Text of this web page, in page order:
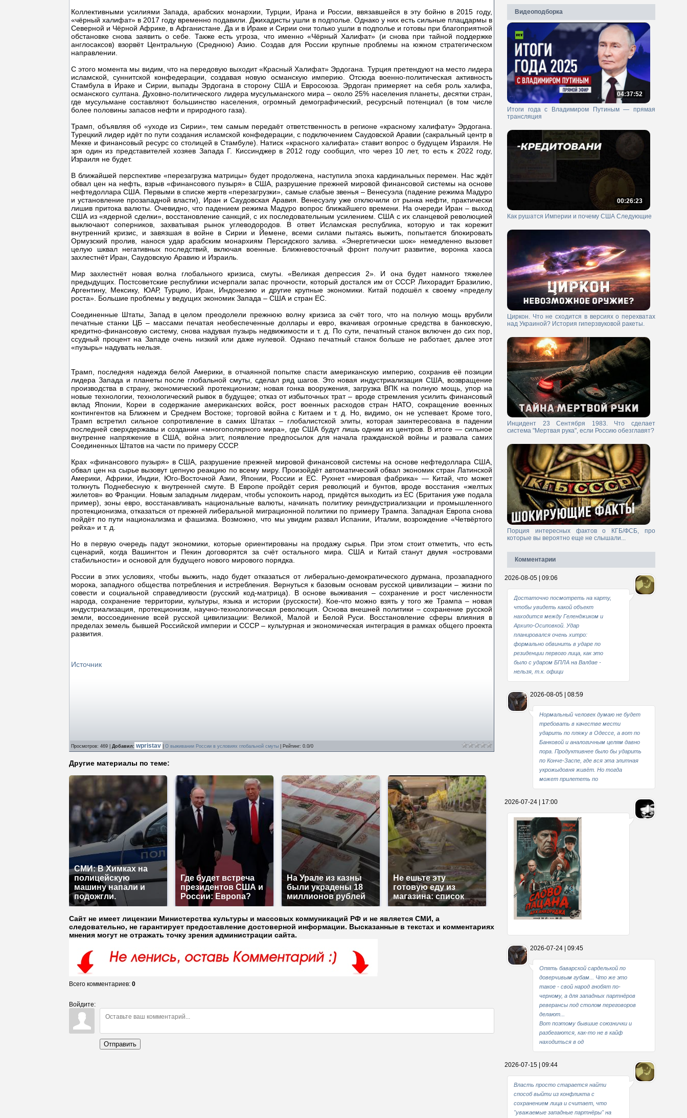
Коллективными усилиями Запада, арабских монархии, Турции, Ирана и России, ввязавшейся в эту бойню в 2015 году,
«чёрный халифат» в 2017 году временно подавили. Джихадисты ушли в подполье. Однако у них есть сильные плацдармы в
Северной и Чёрной Африке, в Афганистане. Да и в Ираке и Сирии они только ушли в подполье и готовы при благоприятной
обстановке снова заявить о себе. Также есть угроза, что именно «Чёрный Халифат» (и снова при тайной поддержке
англосаксов) взорвёт Центральную (Среднюю) Азию. Создав для России крупные проблемы на южном стратегическом
направлении.
С этого момента мы видим, что на передовую выходит «Красный Халифат» Эрдогана. Турция претендуют на место лидера
исламской, суннитской конфедерации, создавая новую османскую империю. Отсюда военно-политическая активность
Стамбула в Ираке и Сирии, выпады Эрдогана в сторону США и Евросоюза. Эрдоган примеряет на себя роль халифа,
османского султана. Духовно-политического лидера мусульманского мира – около 25% населения планеты, десятки стран,
где мусульмане составляют большинство населения, огромный демографический, ресурсный потенциал (в том числе
более половины запасов нефти и природного газа).
Трамп, объявляя об «уходе из Сирии», тем самым передаёт ответственность в регионе «красному халифату» Эрдогана.
Турецкий лидер идёт по пути создания исламской конфедерации, с подключением Саудовской Аравии (сакральный центр в
Мекке и финансовый ресурс со столицей в Стамбуле). Натиск «красного халифата» ставит вопрос о будущем Израиля. Не
зря один из представителей хозяев Запада Г. Киссинджер в 2012 году сообщил, что через 10 лет, то есть к 2022 году,
Израиля не будет.
В ближайшей перспективе «перезагрузка матрицы» будет продолжена, наступила эпоха кардинальных перемен. Нас ждёт
обвал цен на нефть, взрыв «финансового пузыря» в США, разрушение прежней мировой финансовой системы на основе
нефтедоллара США. Первыми в списке жертв «перезагрузки», самые слабые звенья – Венесуэла (падение режима Мадуро
и установление прозападной власти), Иран и Саудовская Аравия. Венесуэлу уже отключили от рынка нефти, практически
лишив притока валюты. Очевидно, что падением режима Мадуро вопрос ближайшего времени. На очереди Иран – выход
США из «ядерной сделки», восстановление санкций, с их последовательным усилением. США с их сланцевой революцией
выключают соперников, захватывая рынок углеводородов. В ответ Исламская республика, которую и так корежит
внутренний кризис, и завязшая в войне в Сирии и Йемене, всеми силами пытаясь выжить, попытается блокировать
Ормузский пролив, нанося удар арабским монархиям Персидского залива. «Энергетически шок» немедленно вызовет
целую шквал негативных последствий, включая военные. Ближневосточный фронт получит развитие, воронка хаоса
захлестнёт Иран, Саудовскую Аравию и Израиль.
Мир захлестнёт новая волна глобального кризиса, смуты. «Великая депрессия 2». И она будет намного тяжелее
предыдущих. Постсоветские республики исчерпали запас прочности, который достался им от СССР. Лихорадит Бразилию,
Аргентину, Мексику, ЮАР, Турцию, Иран, Индонезию и другие крупные экономики. Китай подошёл к своему «пределу
роста». Большие проблемы у ведущих экономик Запада – США и стран ЕС.
Соединенные Штаты, Запад в целом преодолели прежнюю волну кризиса за счёт того, что на полную мощь врубили
печатные станки ЦБ – массами печатая необеспеченные доллары и евро, вкачивая огромные средства в банковскую,
кредитно-финансовую систему, снова надувая пузырь недвижимости и т. д. По сути, печатный станок включен до сих пор,
ссудный процент на Западе очень низкий или даже нулевой. Однако печатный станок больше не работает, далее этот
«пузырь» надувать нельзя.
Трамп, последняя надежда белой Америки, в отчаянной попытке спасти американскую империю, сохранив её позиции
лидера Запада и планеты после глобальной смуты, сделал ряд шагов. Это новая индустриализация США, возвращение
производства в страну, экономический протекционизм; новая гонка вооружения, загрузка ВПК на полную мощь, упор на
новые технологии, технологический рывок в будущее; отказ от избыточных трат – вроде стремления усилить финансовый
вклад Японии, Кореи в содержание американских войск, рост военных расходов стран НАТО, сокращение военных
контингентов на Ближнем и Среднем Востоке; торговой война с Китаем и т. д. Но, видимо, он не успевает. Кроме того,
Трамп встретил сильное сопротивление в самих Штатах – глобалистской элиты, которая заинтересована в падении
последней сверхдержавы и создании «многополярного мира», где США будут лишь одним из центров. В итоге — сильное
внутренне напряжение в США, война элит, появление предпосылок для начала гражданской войны и развала самих
Соединенных Штатов на части по примеру СССР.
Крах «финансового пузыря» в США, разрушение прежней мировой финансовой системы на основе нефтедоллара США,
обвал цен на сырье вызовут цепную реакцию по всему миру. Произойдёт автоматический обвал экономик стран Латинской
Америки, Африки, Индии, Юго-Восточной Азии, Японии, России и ЕС. Рухнет «мировая фабрика» — Китай, что может
толкнуть Поднебесную к внутренней смуте. В Европе пройдёт серия революций и бунтов, вроде восстания «желтых
жилетов» во Франции. Новым западным лидерам, чтобы успокоить народ, придётся выходить из ЕС (Британия уже подала
пример), зоны евро, восстанавливать национальные валюты, начинать политику реиндустриализации и промышленного
протекционизма, отказаться от прежней либеральной миграционной политики по примеру Трампа. Западная Европа снова
пойдёт по пути национализма и фашизма. Возможно, что мы увидим развал Испании, Италии, возрождение «Четвёртого
рейха» и т. д.
Но в первую очередь падут экономики, которые ориентированы на продажу сырья. При этом стоит отметить, что есть
сценарий, когда Вашингтон и Пекин договорятся за счёт остального мира. США и Китай станут двумя «островами
стабильности» и основой для будущего нового мирового порядка.
России в этих условиях, чтобы выжить, надо будет отказаться от либерально-демократического дурмана, прозападного
морока, западного общества потребления и истребления. Вернуться к базовым основам русской цивилизации – жизни по
совести и социальной справедливости (русский код-матрица). В основе выживания – сохранение и рост численности
народа, сохранение территории, культуры, языка и истории (русскости). Кое-что можно взять у того же Трампа – новая
индустриализация, протекционизм, научно-технологическая революция. Основа внешней политики – сохранение русской
земли, воссоединение всей русской цивилизации: Великой, Малой и Белой Руси. Восстановление сферы влияния в
пределах земель бывшей Российской империи и СССР – культурная и экономическая интеграция в рамках общего проекта
развития.
Источник
Просмотров: 469 | Добавил: wpristav О выживании России в условиях глобальной смуты Рейтинг: 0.0/0
Другие материалы по теме:
СМИ: В Химках на
полицейскую
машину напали и
подожгли.
Где будет встреча
президентов США и
России: Европа?
На Урале из казны
были украдены 18
миллионов рублей
Не ешьте эту
готовую еду из
магазина: список
Сайт не имеет лицензии Министерства культуры и массовых коммуникаций РФ и не является СМИ, а
следовательно, не гарантирует предоставление достоверной информации. Высказанные в текстах и комментариях
мнения могут не отражать точку зрения администрации сайта.
Всего комментариев: 0
Войдите:
Отправить
Видеоподборка
04:37:52
Итоги года с Владимиром Путиным — прямая
трансляция
00:26:23
Как рушатся Империи и почему США Следующие
Циркон. Что не сходится в версиях о перехватах
над Украиной? История гиперзвуковой ракеты.
Инцидент 23 Сентября 1983. Что сделает
система "Мертвая рука", если Россию обезглавят?
Порция интересных фактов о КГБ/ФСБ, про
которые вы вероятно еще не слышали...
Комментарии
2026-08-05 | 09:06
Достаточно посмотреть на карту,
чтобы увидеть какой объект
находится между Геленджиком и
Архипо-Осиповкой. Удар
планировался очень хитро:
формально обвинить в ударе по
резиденции первого лица, как это
было с ударом БПЛА на Валдае -
нельзя, т.к. офици
2026-08-05 | 08:59
Нормальный человек думаю не будет
требовать в качестве мести
ударить по пляжу в Одессе, а вот по
Банковой и аналогичным целям давно
пора. Продуктивнее было бы ударить
по Конче-Заспе, где вся эта элитная
укрожыдовня живёт. Но тогда
может прилететь по
2026-07-24 | 17:00
В свое время
2026-07-24 | 09:45
Опять баварской сарделькой по
доверчивым губам... Что же это
такое - свой народ гнобят по-
черному, а для западных партнёров
реверансы под столом переговоров
делают...
Вот поэтому бывшие союзнички и
разбегаются, как-то не в кайф
находиться в од
2026-07-15 | 09:44
Власть просто старается найти
способ выйти из конфликта с
сохранением лица и считает, что
"уважаемые западные партнёры" на